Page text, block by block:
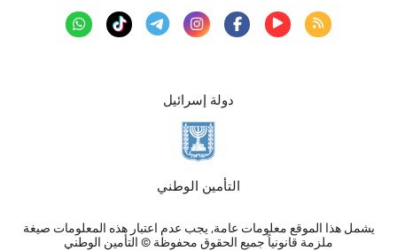
دولة إسرائيل
التأمين الوطني
يشمل هذا الموقع معلومات عامة, يجب عدم اعتبار هذه المعلومات صيغة
ملزمة قانونياً جميع الحقوق محفوظة © التأمين الوطني